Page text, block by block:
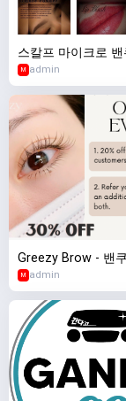
스칼프 마이크로
p Micro
신 / 반영구
M admin
Greezy Brow - 밴쿠
눈썹반영구, 두피문
M admin